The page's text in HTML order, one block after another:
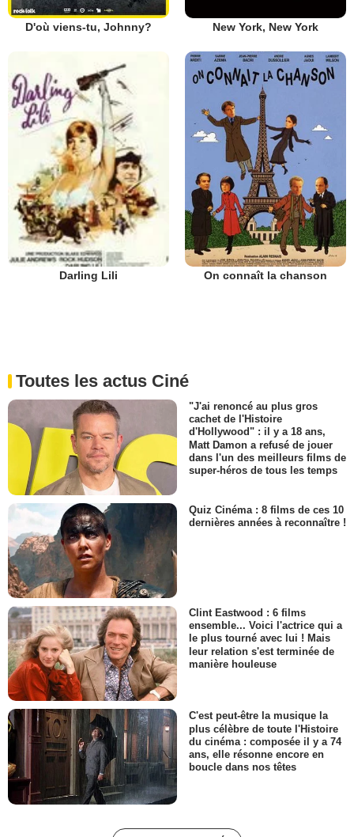
D'où viens-tu, Johnny? New York, New York
Darling Lili On connaît la chanson
Toutes les actus Ciné
"J'ai renoncé au plus gros
cachet de l'Histoire
d'Hollywood" : il y a 18 ans,
Matt Damon a refusé de jouer
dans l'un des meilleurs films de
super-héros de tous les temps
Quiz Cinéma : 8 films de ces 10
dernières années à reconnaître !
Clint Eastwood : 6 films
ensemble... Voici l'actrice qui a
le plus tourné avec lui ! Mais
leur relation s'est terminée de
manière houleuse
C'est peut-être la musique la
plus célèbre de toute l'Histoire
du cinéma : composée il y a 74
ans, elle résonne encore en
boucle dans nos têtes